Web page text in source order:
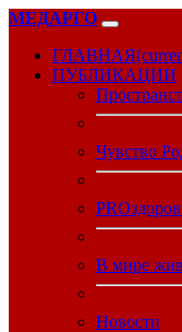
МЕДАРГО
ГЛАВНАЯ
ПУБЛИКАЦИИ
Чувство
В мире
Новости